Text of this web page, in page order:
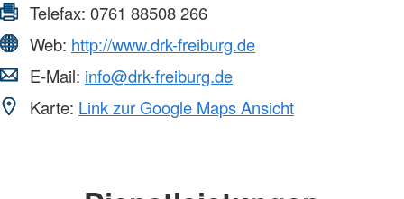
Telefax: 0761 88508 266
Web: http://www.drk-freiburg.de
E-Mail: info@drk-freiburg.de
Karte: Link zur Google Maps Ansicht